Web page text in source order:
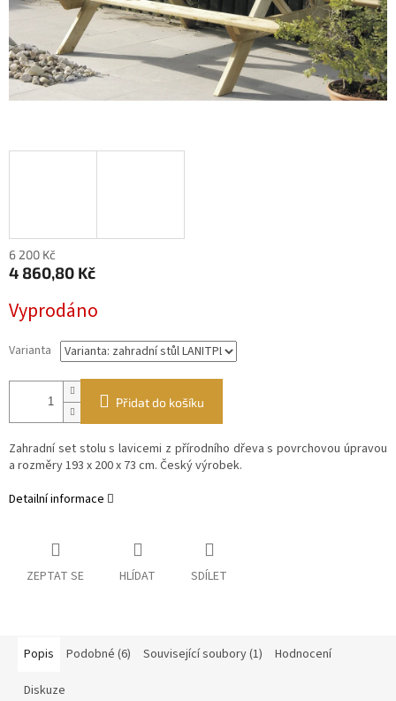
6 200 Kč
4 860,80 Kč
cena:
Vyprodáno
Varianta
Přidat do košíku
Zahradní set stolu s lavicemi z přírodního dřeva s povrchovou úpravou
a rozměry 193 x 200 x 73 cm. Český výrobek.
Detailní informace
ZEPTAT SE HLÍDAT SDÍLET
Popis Podobné (6) Související soubory (1) Hodnocení
Diskuze